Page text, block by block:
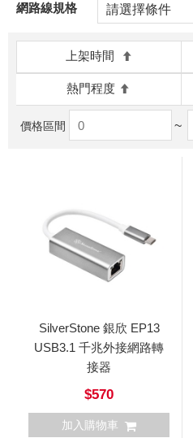
網路線規格 請選擇條件
上架時間
熱門程度
價格區間 ~
SilverStone 銀欣 EP13
USB3.1 千兆外接網路轉
接器
$570
加入購物車